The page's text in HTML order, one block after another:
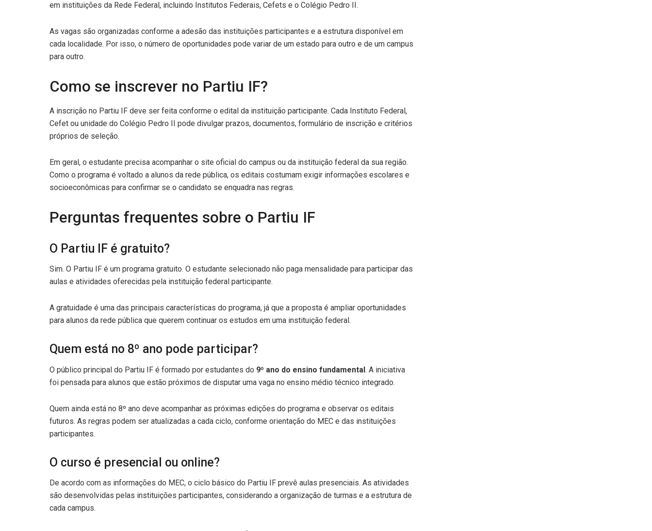
em instituições da Rede Federal, incluindo Institutos Federais, Cefets e o Colégio Pedro II.
As vagas são organizadas conforme a adesão das instituições participantes e a estrutura disponível em
cada localidade. Por isso, o número de oportunidades pode variar de um estado para outro e de um campus
para outro.
Como se inscrever no Partiu IF?
A inscrição no Partiu IF deve ser feita conforme o edital da instituição participante. Cada Instituto Federal,
Cefet ou unidade do Colégio Pedro II pode divulgar prazos, documentos, formulário de inscrição e critérios
próprios de seleção.
Em geral, o estudante precisa acompanhar o site oficial do campus ou da instituição federal da sua região.
Como o programa é voltado a alunos da rede pública, os editais costumam exigir informações escolares e
socioeconômicas para confirmar se o candidato se enquadra nas regras.
Perguntas frequentes sobre o Partiu IF
O Partiu IF é gratuito?
Sim. O Partiu IF é um programa gratuito. O estudante selecionado não paga mensalidade para participar das
aulas e atividades oferecidas pela instituição federal participante.
A gratuidade é uma das principais características do programa, já que a proposta é ampliar oportunidades
para alunos da rede pública que querem continuar os estudos em uma instituição federal.
Quem está no 8º ano pode participar?
O público principal do Partiu IF é formado por estudantes do 9º ano do ensino fundamental. A iniciativa
foi pensada para alunos que estão próximos de disputar uma vaga no ensino médio técnico integrado.
Quem ainda está no 8º ano deve acompanhar as próximas edições do programa e observar os editais
futuros. As regras podem ser atualizadas a cada ciclo, conforme orientação do MEC e das instituições
participantes.
O curso é presencial ou online?
De acordo com as informações do MEC, o ciclo básico do Partiu IF prevê aulas presenciais. As atividades
são desenvolvidas pelas instituições participantes, considerando a organização de turmas e a estrutura de
cada campus.